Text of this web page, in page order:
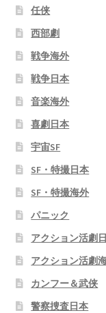
任侠
西部劇
戦争海外
戦争日本
音楽海外
喜劇日本
宇宙SF
SF・特撮日本
SF・特撮海外
パニック
アクション活劇
アクション活劇
カンフー＆武侠
警察捜査日本